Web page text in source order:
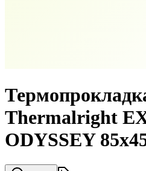
Thermalright
ODYSSEY